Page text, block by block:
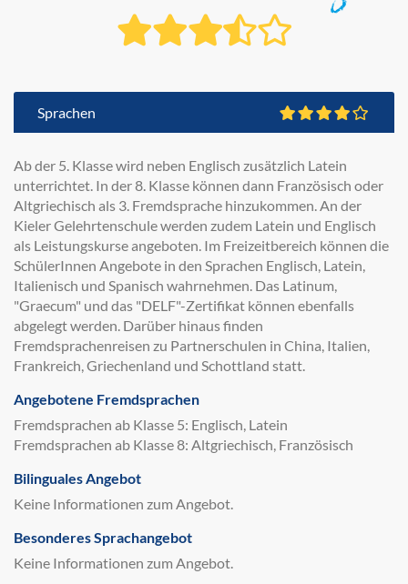
Sprachen
Ab der 5. Klasse wird neben Englisch zusätzlich Latein
unterrichtet. In der 8. Klasse können dann Französisch oder
Altgriechisch als 3. Fremdsprache hinzukommen. An der
Kieler Gelehrtenschule werden zudem Latein und Englisch
als Leistungskurse angeboten. Im Freizeitbereich können die
SchülerInnen Angebote in den Sprachen Englisch, Latein,
Italienisch und Spanisch wahrnehmen. Das Latinum,
"Graecum" und das "DELF"-Zertifikat können ebenfalls
abgelegt werden. Darüber hinaus finden
Fremdsprachenreisen zu Partnerschulen in China, Italien,
Frankreich, Griechenland und Schottland statt.
Angebotene Fremdsprachen
Fremdsprachen ab Klasse 5: Englisch, Latein
Fremdsprachen ab Klasse 8: Altgriechisch, Französisch
Bilinguales Angebot
Keine Informationen zum Angebot.
Besonderes Sprachangebot
Keine Informationen zum Angebot.